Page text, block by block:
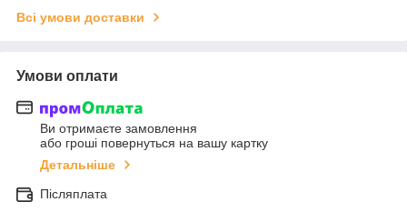
Всі умови доставки
Умови оплати
Ви отримаєте замовлення
або гроші повернуться на вашу картку
Детальніше
Післяплата